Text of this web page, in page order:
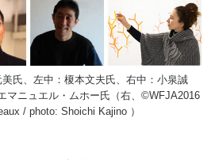
氏、左中：榎本文夫氏、右中：小泉誠
マニュエル・ムホー氏（右、©WFJA2016
/ photo: Shoichi Kajino ）